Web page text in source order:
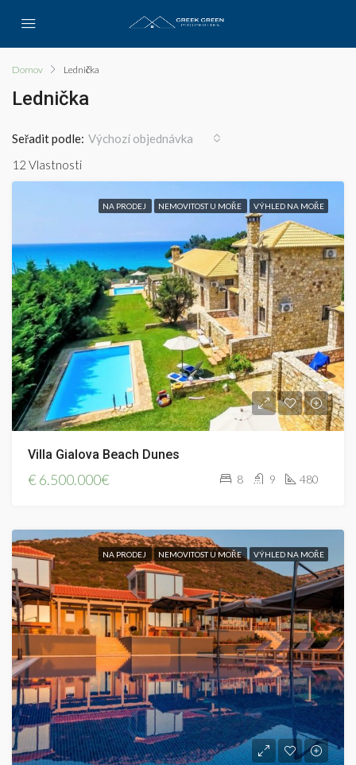
Domov Lednička
Lednička
12 Vlastnosti
Seřadit podle: Výchozí objednávka
NA PRODEJ NEMOVITOST U MOŘE VÝHLED NA MOŘE
Villa Gialova Beach Dunes
€6.500.000€ 8 9 480
NA PRODEJ NEMOVITOST U MOŘE VÝHLED NA MOŘE